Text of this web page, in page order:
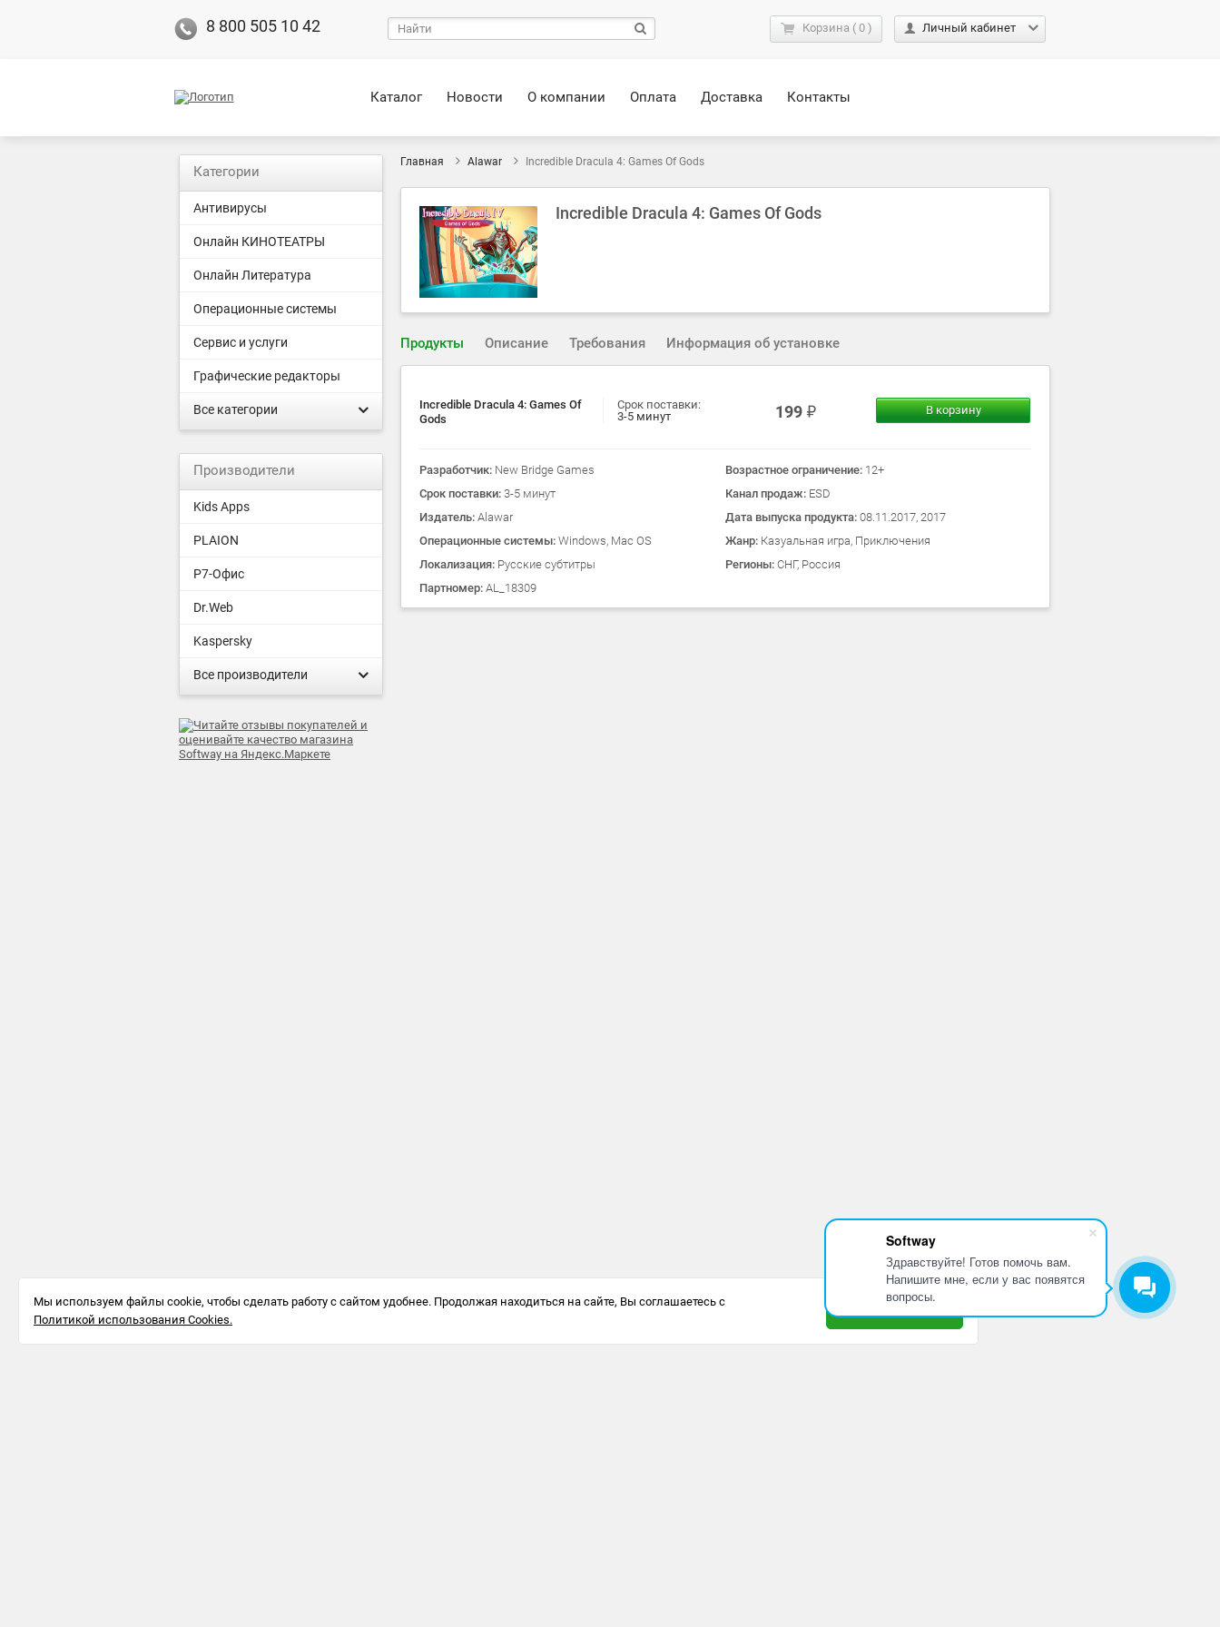
Softway
Здравствуйте! Готов помочь вам.
Напишите мне, если у вас появятся
вопросы.
8 800 505 10 42 Корзина ( 0 ) Личный кабинет
Каталог Новости О компании Оплата Доставка Контакты
Главная Alawar Incredible Dracula 4: Games Of Gods
Incredible Dracula 4: Games Of Gods
Продукты Описание Требования Информация об установке
Incredible Dracula 4: Games Of
Gods
Срок поставки:
3-5 минут
199 В корзину
Разработчик: New Bridge Games Возрастное ограничение: 12+
Срок поставки: 3-5 минут Канал продаж: ESD
Издатель: Alawar Дата выпуска продукта: 08.11.2017, 2017
Операционные системы: Windows, Mac OS Жанр: Казуальная игра, Приключения
Локализация: Русские субтитры Регионы: СНГ, Россия
Партномер: AL_18309
Категории
Антивирусы
Онлайн КИНОТЕАТРЫ
Онлайн Литература
Операционные системы
Сервис и услуги
Графические редакторы
Все категории
Производители
Kids Apps
PLAION
Р7-Офис
Dr.Web
Kaspersky
Все производители
Мы используем файлы cookie, чтобы сделать работу с сайтом удобнее. Продолжая находиться на сайте, Вы соглашаетесь с
Политикой использования Cookies.